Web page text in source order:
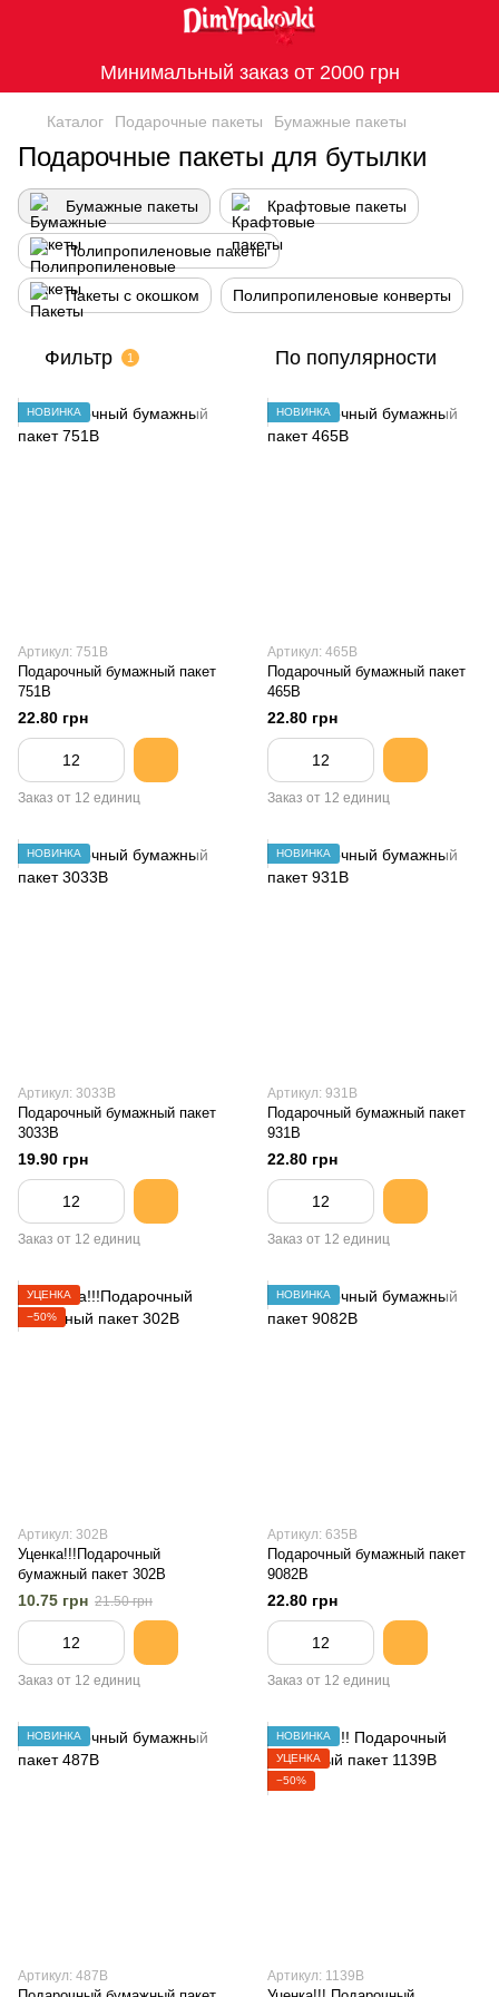
Минимальный заказ от 2000 грн
Каталог Подарочные пакеты Бумажные пакеты
Подарочные пакеты для бутылки
Бумажные пакеты Крафтовые пакеты
Полипропиленовые пакеты
Пакеты с окошком Полипропиленовые конверты
Фильтр 1 По популярности
НОВИНКА
Артикул: 751B
Подарочный бумажный пакет
751B
22.80 грн
Заказ от 12 единиц
НОВИНКА
Артикул: 465B
Подарочный бумажный пакет
465B
22.80 грн
Заказ от 12 единиц
НОВИНКА
Артикул: 3033B
Подарочный бумажный пакет
3033B
19.90 грн
Заказ от 12 единиц
НОВИНКА
Артикул: 931B
Подарочный бумажный пакет
931B
22.80 грн
Заказ от 12 единиц
УЦЕНКА
−50%
Артикул: 302B
Уценка!!!Подарочный
бумажный пакет 302B
10.75 грн 21.50 грн
Заказ от 12 единиц
НОВИНКА
Артикул: 635B
Подарочный бумажный пакет
9082B
22.80 грн
Заказ от 12 единиц
НОВИНКА
Артикул: 487B
НОВИНКА
УЦЕНКА
−50%
Артикул: 1139B